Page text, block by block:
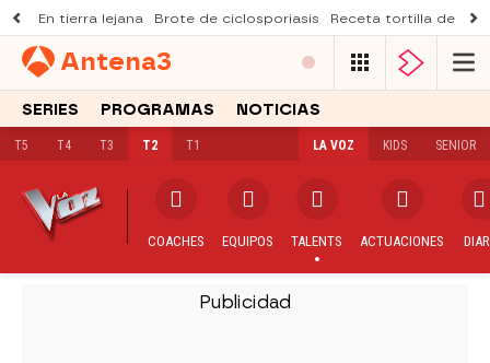
En tierra lejana Brote de ciclosporiasis Receta tortilla de
Antena3
SERIES PROGRAMAS NOTICIAS
T5 T4 T3 T2 T1 SENIOR
KIDS
LA VOZ
COACHES EQUIPOS TALENTS ACTUACIONES
-